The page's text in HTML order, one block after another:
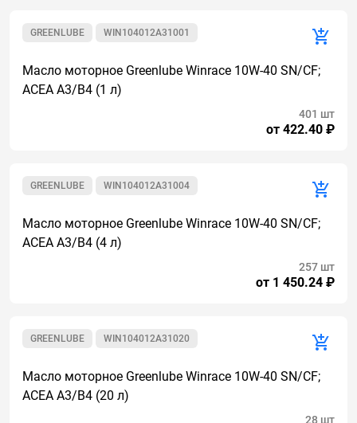
WIN104012A31001
GREENLUBE
Масло моторное Greenlube Winrace 10W-40 SN/CF;
ACEA A3/B4 (1 л)
от 422.40 ₽
401 шт
WIN104012A31004
GREENLUBE
Масло моторное Greenlube Winrace 10W-40 SN/CF;
ACEA A3/B4 (4 л)
от 1 450.24 ₽
257 шт
WIN104012A31020
GREENLUBE
Масло моторное Greenlube Winrace 10W-40 SN/CF;
ACEA A3/B4 (20 л)
28 шт